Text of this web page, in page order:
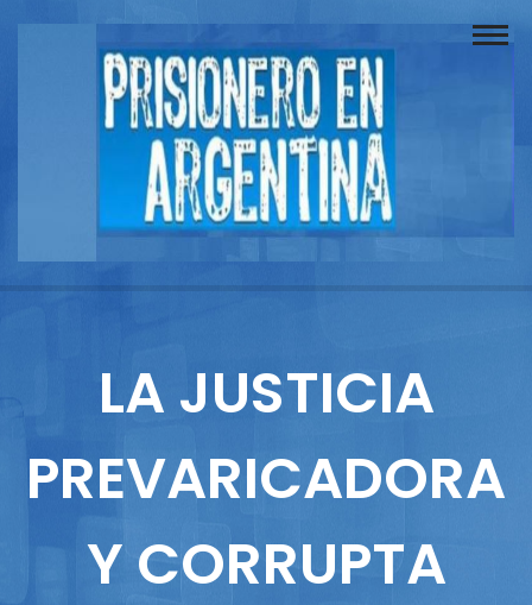
Buscador
Documentos
Columnistas
LA JUSTICIA
PREVARICADORA
Y CORRUPTA